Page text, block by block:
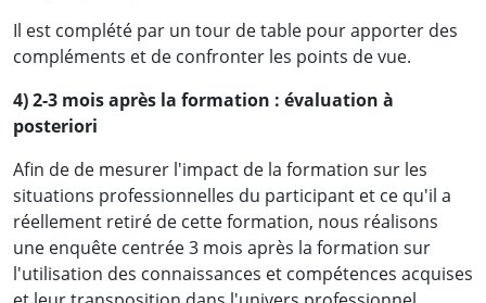
Il est complété par un tour de table pour apporter des
compléments et de confronter les points de vue.
4) 2-3 mois après la formation : évaluation à
posteriori
Afin de de mesurer l'impact de la formation sur les
situations professionnelles du participant et ce qu'il a
réellement retiré de cette formation, nous réalisons
une enquête centrée 3 mois après la formation sur
l'utilisation des connaissances et compétences acquises